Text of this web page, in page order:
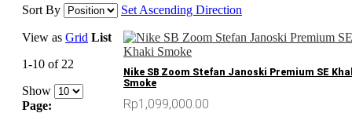
Sort By Set Ascending Direction
View as Grid List
1-10 of 22
Show
Page:
Nike SB Zoom Stefan Janoski Premium SE
Smoke
Rp1,099,000.00